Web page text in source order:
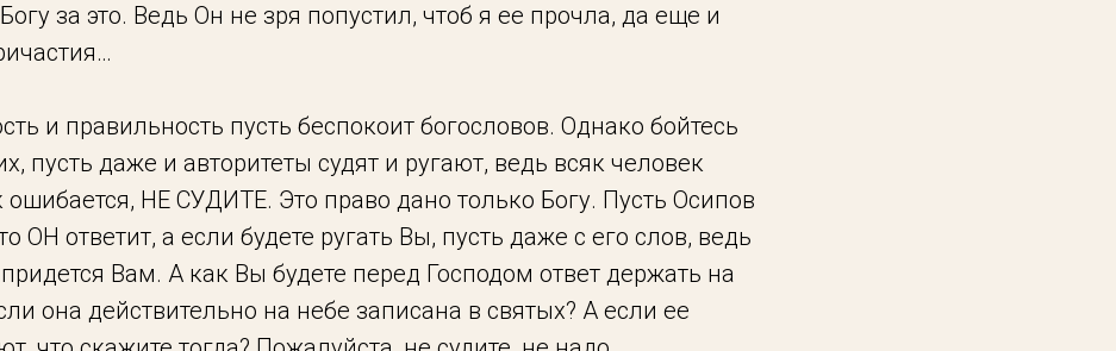
за это. Ведь Он не зря попустил, чтоб я ее прочла, да еще и
и правильность пусть беспокоит богословов. Однако бойтесь
пусть даже и авторитеты судят и ругают, ведь всяк человек
ошибается, НЕ СУДИТЕ. Это право дано только Богу. Пусть Осипов
ОН ответит, а если будете ругать Вы, пусть даже с его слов, ведь
Вам. А как Вы будете перед Господом ответ держать на
она действительно на небе записана в святых? А если ее